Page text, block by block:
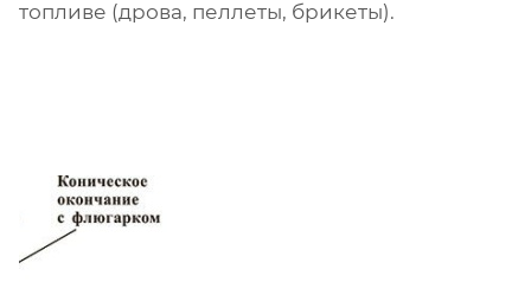
топливе (дрова, пеллеты, брикеты).